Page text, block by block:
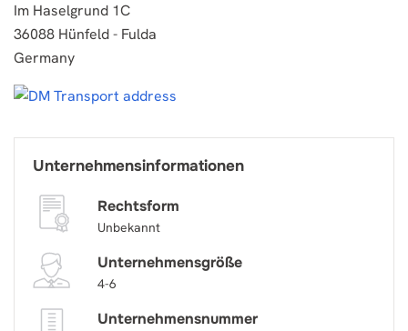
Im Haselgrund 1C
36088 Hünfeld - Fulda
Germany
Unternehmensinformationen
Rechtsform
Unbekannt
Unternehmensgröße
4-6
Unternehmensnummer